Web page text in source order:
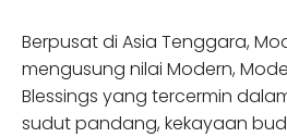
Berpusat di Asia Tenggara,
mengusung nilai Modern,
Blessings yang tercermin
sudut pandang, kekayaan